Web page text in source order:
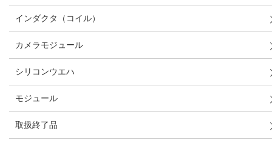
インダクタ（コイル）
カメラモジュール
シリコンウエハ
モジュール
取扱終了品